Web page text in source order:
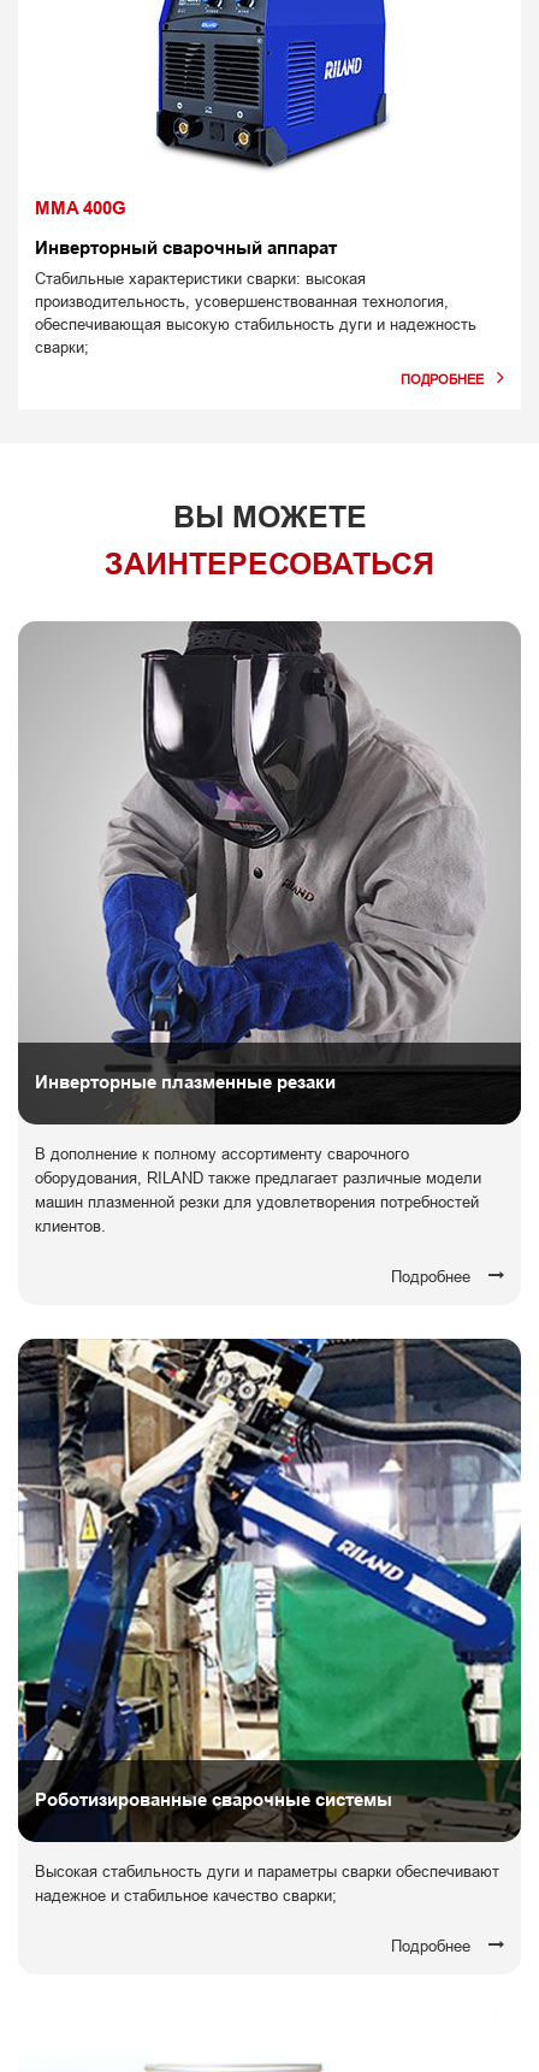
MMA 400G
Инверторный сварочный аппарат
Стабильные характеристики сварки: высокая
производительность, усовершенствованная технология,
обеспечивающая высокую стабильность дуги и надежность
сварки;
ВЫ МОЖЕТЕ
ЗАИНТЕРЕСОВАТЬСЯ
Инверторные плазменные резаки
В дополнение к полному ассортименту сварочного
оборудования, RILAND также предлагает различные модели
машин плазменной резки для удовлетворения потребностей
клиентов.
Подробнее
Роботизированные сварочные системы
Высокая стабильность дуги и параметры сварки обеспечивают
надежное и стабильное качество сварки;
Подробнее